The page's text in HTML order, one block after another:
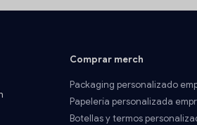
Comprar merch
Packaging personalizado
Papelería personalizada
Botellas y termos